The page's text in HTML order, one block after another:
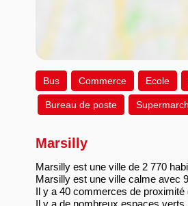
Bus Commerce Ecole
Bureau de poste
Marsilly
Marsilly est une ville de 2 770
Marsilly est une ville calme avec
Il y a 40 commerces de
Il y a de nombreux espaces verts.